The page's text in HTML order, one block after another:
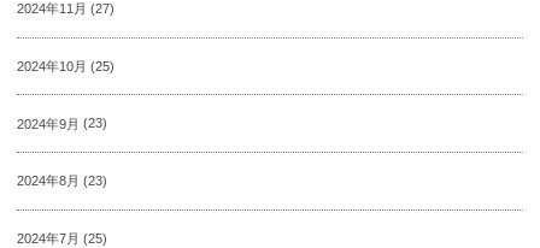
2024年11月 (27)
2024年10月 (25)
2024年9月 (23)
2024年8月 (23)
2024年7月 (25)